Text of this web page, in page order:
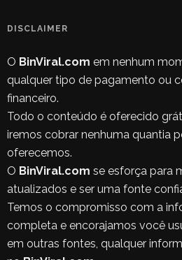
DISCLAIMER
O BinViral.com em nenhum
qualquer tipo de pagamento ou
financeiro.
Todo o conteúdo é oferecido
iremos cobrar nenhuma quantia
oferecemos.
O BinViral.com se esforça para
atualizados e ser uma fonte
Temos o compromisso com a
completa e encorajamos você
em outras fontes, qualquer